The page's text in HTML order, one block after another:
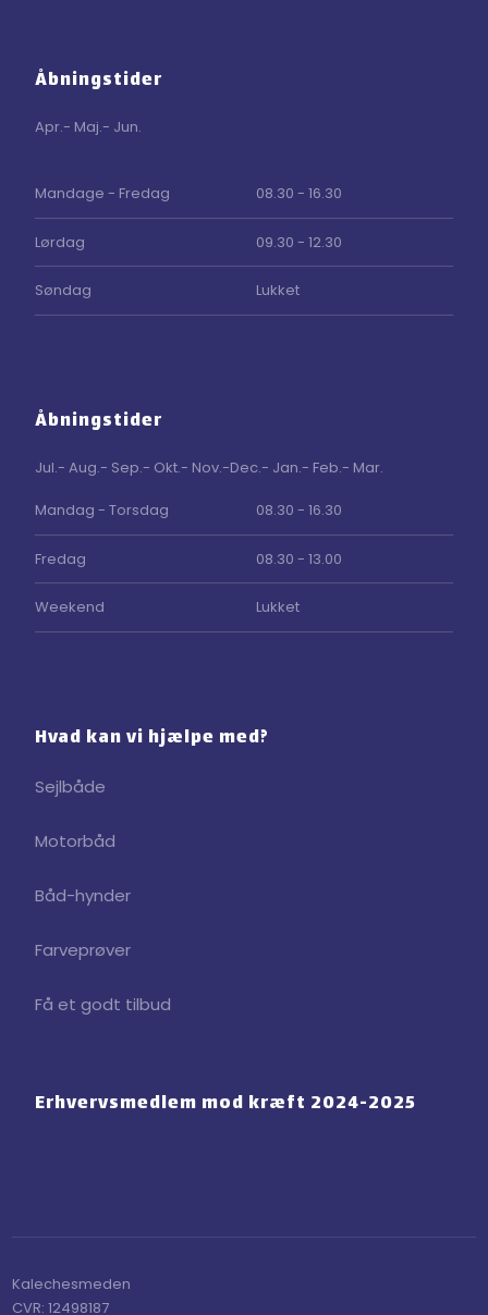
Åbningstider
Apr.- Maj.- Jun.
​Mandage - Fredag 08.30 - 16.30
Lørdag 09.30 - 12.30
Søndag Lukket
Åbningstider
Jul.- Aug.- Sep.- Okt.- Nov.-Dec.- Jan.- Feb.- Mar.
Mandag - Torsdag 08.30 - 16.30
Fredag 08.30 - 13.00
Weekend Lukket
Hvad kan vi hjælpe med?
Sejlbåde
Motorbåd
Båd-hynder
Farveprøver
Få et godt tilbud
Erhvervsmedlem mod ​kræft 2024-2025
Kalechesmeden​
CVR:​ 12498187